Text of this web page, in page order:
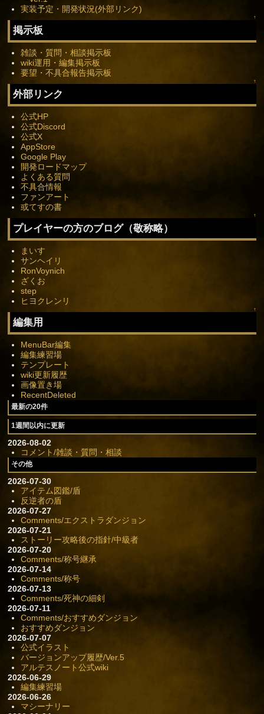
実装予定・開発状況(外部リンク)
↑
掲示板
雑談・質問・相談掲示板
wiki運用・編集掲示板
要望・不具合報告掲示板
↑
外部リンク
公式HP
公式Discord
公式X
AppStore
Google Play
開発ロードマップ
よくある質問
不具合情報
ファンアート
或てすの書
↑
プレイヤーの方のブログ（敬称略）
まいす
サンヘイリ
RonVoynich
ざくお
step
ヒヨクレンリ
↑
編集用
MenuBar編集
編集練習場
テンプレート
wiki更新履歴
画像置き場
RecentDeleted
最新の20件
1週間以内に更新
2026-08-02
コメント/雑談・質問・相談
その他
2026-07-30
アイテム図鑑/盾
反逆者の盾
2026-07-27
Comments/エクストラダンジョン
2026-07-21
ストーリー攻略後の指針/中級者
2026-07-20
Comments/称号継承
2026-07-14
Comments/称号
2026-07-13
Comments/死神の細剣
2026-07-11
Comments/おすすめダンジョン
おすすめダンジョン
2026-07-07
公式イラスト
バージョンアップ履歴/Ver.5
アルテスノート公式wiki
2026-06-29
編集練習場
2026-06-26
マシーナリー